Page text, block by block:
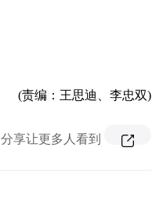
(责编：王思迪、李忠双)
分享让更多人看到